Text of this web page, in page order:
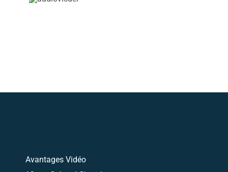
Avantages Vidéo